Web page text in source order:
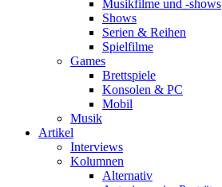
Musikfilme und -shows
Shows
Serien & Reihen
Spielfilme
Games
Brettspiele
Konsolen & PC
Mobil
Musik
Artikel
Interviews
Kolumnen
Alternativ